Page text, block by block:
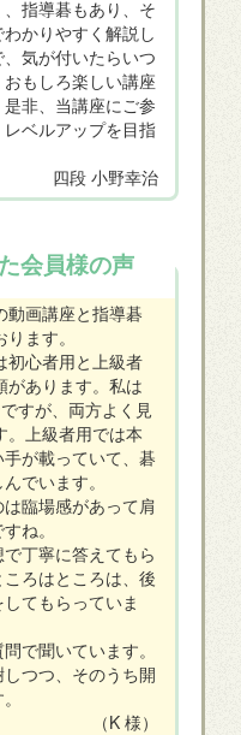
指導碁もあり、そ
かりやすく解説し
気が付いたらいつ
もしろ楽しい講座
非、当講座にご参
ベルアップを目指
四段 小野幸治
会員様の声
動画講座と指導碁
ます。
初心者用と上級者
があります。私は
すが、両方よく見
。上級者用では本
が載っていて、碁
でいます。
臨場感があって肩
ね。
丁寧に答えてもら
ろはところは、後
てもらっていま
で聞いています。
つつ、そのうち開
（K 様）